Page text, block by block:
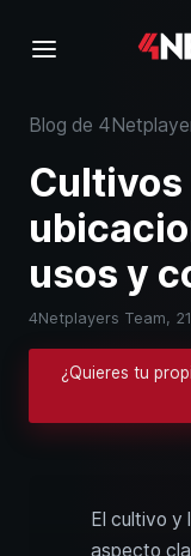
Blog de
usos y
4Netplayers Team,
¿Quieres tu
El cultivo y
aspecto